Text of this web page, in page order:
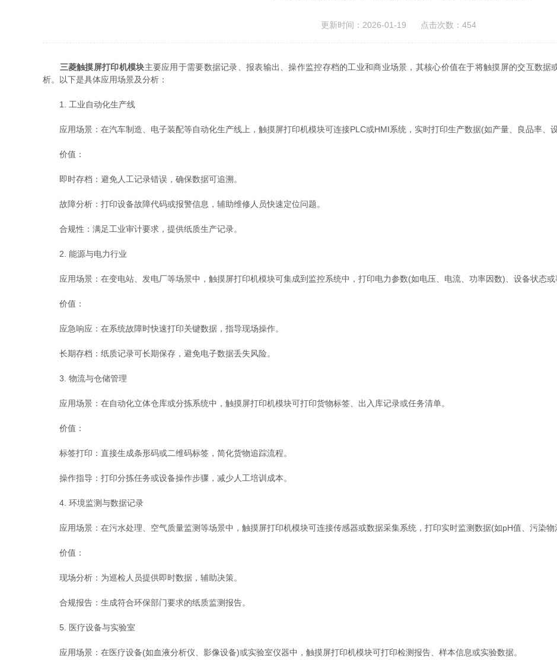
更新时间：2026-01-19 点击次数：454
三菱触摸屏打印机模块主要应用于需要数据记录、报表输出、操作监控存档的工业和商业场景，其核心价值在于将触摸屏的交互数
析。以下是具体应用场景及分析：
1. 工业自动化生产线
应用场景：在汽车制造、电子装配等自动化生产线上，触摸屏打印机模块可连接PLC或HMI系统，实时打印生产数据(如产量、良品率、
价值：
即时存档：避免人工记录错误，确保数据可追溯。
故障分析：打印设备故障代码或报警信息，辅助维修人员快速定位问题。
合规性：满足工业审计要求，提供纸质生产记录。
2. 能源与电力行业
应用场景：在变电站、发电厂等场景中，触摸屏打印机模块可集成到监控系统中，打印电力参数(如电压、电流、功率因数)、设备状态或
价值：
应急响应：在系统故障时快速打印关键数据，指导现场操作。
长期存档：纸质记录可长期保存，避免电子数据丢失风险。
3. 物流与仓储管理
应用场景：在自动化立体仓库或分拣系统中，触摸屏打印机模块可打印货物标签、出入库记录或任务清单。
价值：
标签打印：直接生成条形码或二维码标签，简化货物追踪流程。
操作指导：打印分拣任务或设备操作步骤，减少人工培训成本。
4. 环境监测与数据记录
应用场景：在污水处理、空气质量监测等场景中，触摸屏打印机模块可连接传感器或数据采集系统，打印实时监测数据(如pH值、污染物
价值：
现场分析：为巡检人员提供即时数据，辅助决策。
合规报告：生成符合环保部门要求的纸质监测报告。
5. 医疗设备与实验室
应用场景：在医疗设备(如血液分析仪、影像设备)或实验室仪器中，触摸屏打印机模块可打印检测报告、样本信息或实验数据。